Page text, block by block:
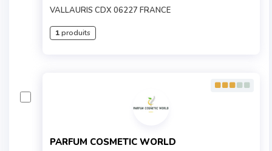
VALLAURIS CDX 06227 FRANCE
1produits
PARFUM COSMETIC WORLD